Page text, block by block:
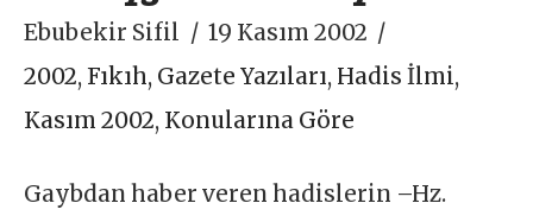
Ebubekir Sifil
19 Kasım 2002
2002,Fıkıh, Gazete Yazıları, Hadis İlmi,
Kasım 2002, Konularına Göre
Gaybdan haber veren hadislerin –Hz.